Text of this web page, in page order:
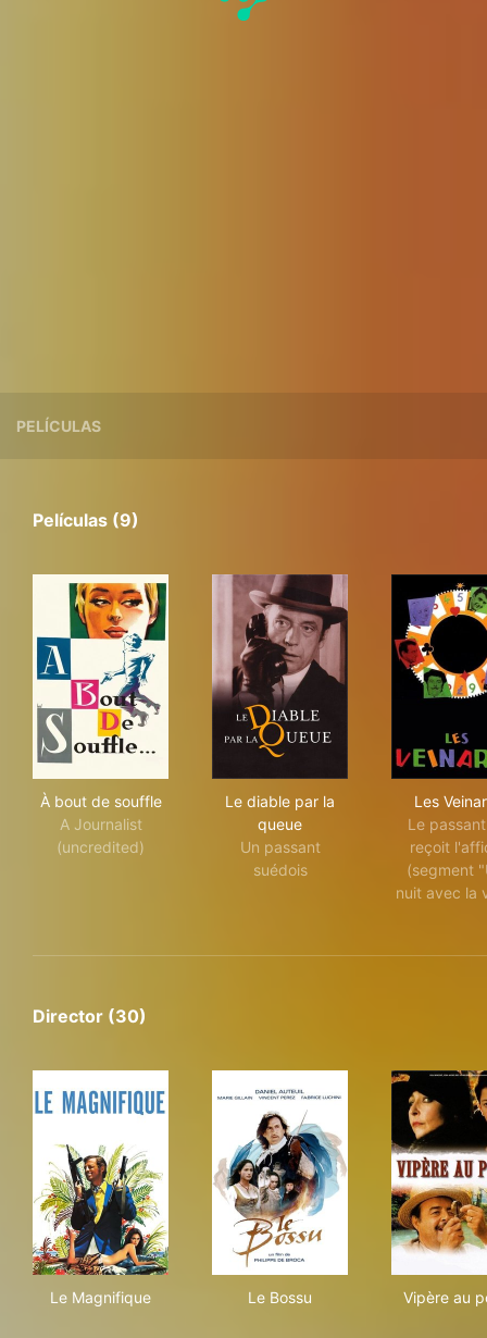
PELÍCULAS
Películas (9)
À bout de souffle
A Journalist
(uncredited)
Le diable par la
queue
Un passant
suédois
Les
Le
reçoit
(segment
nuit avec la
Director (30)
Le Magnifique Le Bossu Vipère au